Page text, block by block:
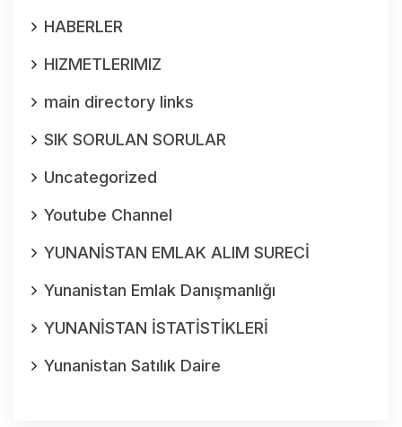
HABERLER
HIZMETLERIMIZ
main directory links
SIK SORULAN SORULAR
Uncategorized
Youtube Channel
YUNANİSTAN EMLAK ALIM SURECİ
Yunanistan Emlak Danışmanlığı
YUNANİSTAN İSTATİSTİKLERİ
Yunanistan Satılık Daire